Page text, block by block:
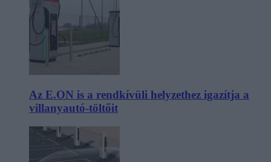
Az E.ON is a rendkívüli helyzethez igazítja a
villanyautó-töltőit